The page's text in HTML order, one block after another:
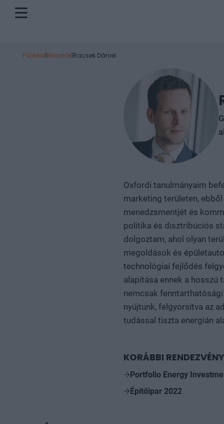
Főoldal|Előadók|Racsek Dániel
Oxfordi tanulmányaim
marketing területen,
menedzsmentjét és
politika és disztribúciós
dolgoztam, ahol olyan
megoldások és
technológiai fejlődés
alapítása ennek a hosszú
nemcsak
nyújtunk, felgyorsítva az
tudással tiszta energián
KORÁBBI
Portfolio Energy
Építőipar 2022